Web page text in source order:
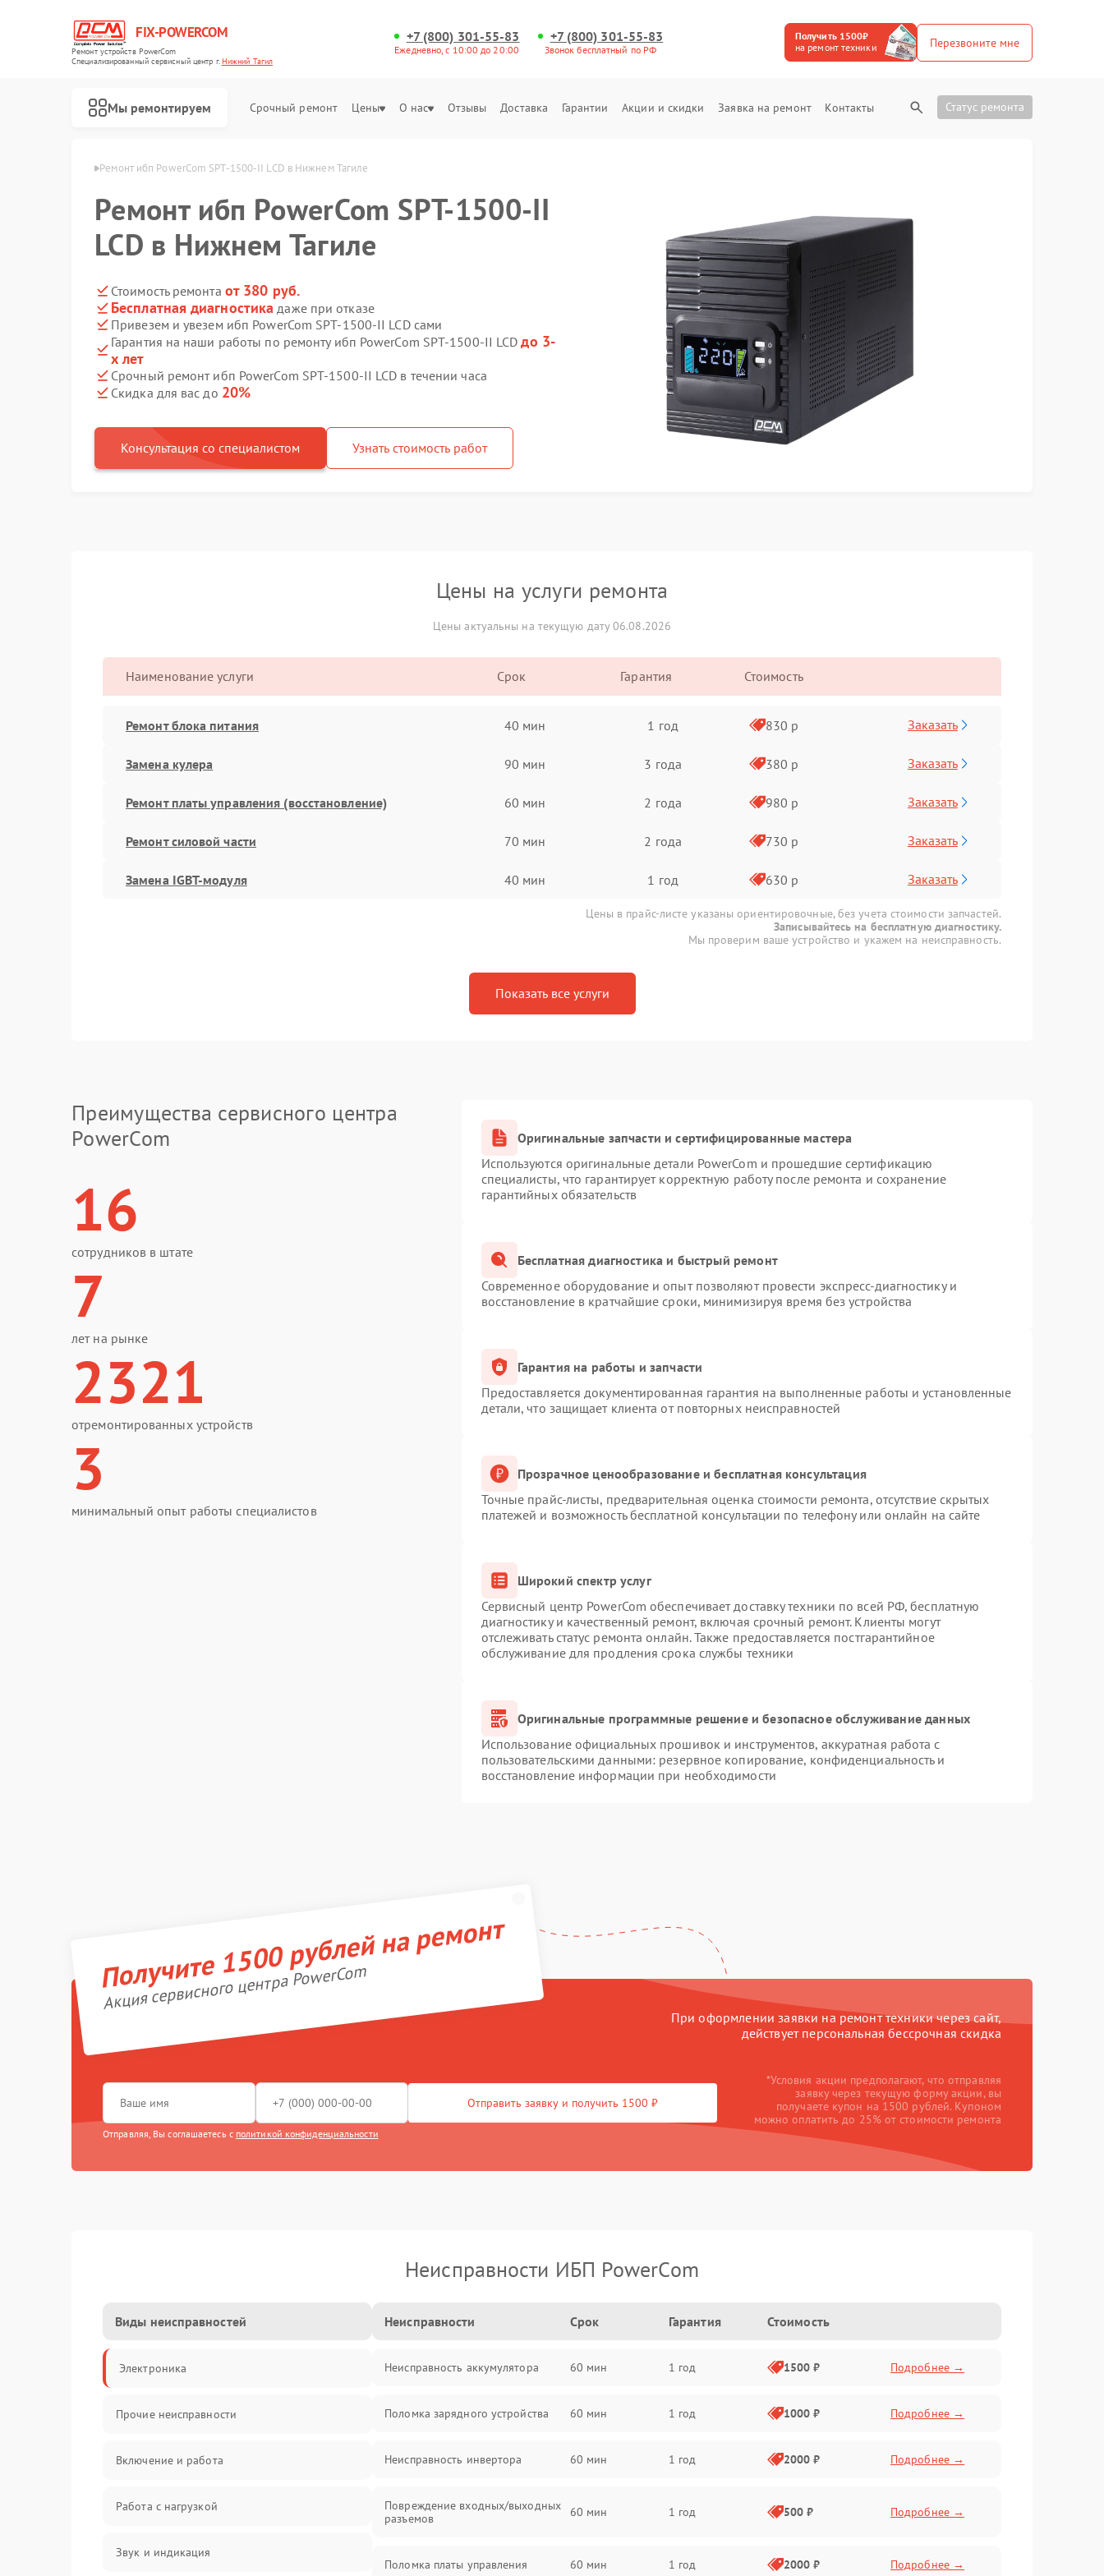
FIX-POWERCOM
Ремонт устройств PowerCom
Специализированный cервисный центр г.Нижний Тагил
+7 (800) 301-55-83
Ежедневно, с 10:00 до 20:00
+7 (800) 301-55-83
Звонок бесплатный по РФ
Получить 1500₽
на ремонт техники
Перезвоните мне
Мы ремонтируем Срочный ремонт Цены О нас Отзывы Доставка Гарантии Акции и скидки Заявка на ремонт Контакты Статус ремонта
в Нижнем Тагиле Ремонт ибп PowerCom SPT-1500-II LCD в Нижнем Тагиле
Ремонт ибп PowerCom SPT-1500-II
LCD в Нижнем Тагиле
Стоимость ремонта от 380 руб.
Бесплатная диагностика даже при отказе
Привезем и увезем ибп PowerCom SPT-1500-II LCD сами
Гарантия на наши работы по ремонту ибп PowerCom SPT-1500-II LCDдо 3-
х лет
Срочный ремонт ибп PowerCom SPT-1500-II LCD в течении часа
Скидка для вас до 20%
Консультация со специалистом Узнать стоимость работ
Цены на услуги ремонта
Цены актуальны на текущую дату 06.08.2026
Наименование услуги Срок Гарантия Стоимость
Ремонт блока питания 40 мин 1 год 830 р Заказать
Замена кулера 90 мин 3 года 380 р Заказать
Ремонт платы управления (восстановление) 60 мин 2 года 980 р Заказать
Ремонт силовой части 70 мин 2 года 730 р Заказать
Замена IGBT-модуля 40 мин 1 год 630 р Заказать
Цены в прайс-листе указаны ориентировочные, без учета стоимости запчастей.
Записывайтесь на бесплатную диагностику.
Мы проверим ваше устройство и укажем на неисправность.
Показать все услуги
Преимущества сервисного центра
PowerCom
16
сотрудников в штате
7
лет на рынке
2321
отремонтированных устройств
3
минимальный опыт работы специалистов
Оригинальные запчасти и сертифицированные мастера
Используются оригинальные детали PowerCom и прошедшие сертификацию
специалисты, что гарантирует корректную работу после ремонта и сохранение
гарантийных обязательств
Бесплатная диагностика и быстрый ремонт
Современное оборудование и опыт позволяют провести экспресс-диагностику и
восстановление в кратчайшие сроки, минимизируя время без устройства
Гарантия на работы и запчасти
Предоставляется документированная гарантия на выполненные работы и установленные
детали, что защищает клиента от повторных неисправностей
Прозрачное ценообразование и бесплатная консультация
Точные прайс-листы, предварительная оценка стоимости ремонта, отсутствие скрытых
платежей и возможность бесплатной консультации по телефону или онлайн на сайте
Широкий спектр услуг
Сервисный центр PowerCom обеспечивает доставку техники по всей РФ, бесплатную
диагностику и качественный ремонт, включая срочный ремонт. Клиенты могут
отслеживать статус ремонта онлайн. Также предоставляется постгарантийное
обслуживание для продления срока службы техники
Оригинальные программные решение и безопасное обслуживание данных
Использование официальных прошивок и инструментов, аккуратная работа с
пользовательскими данными: резервное копирование, конфиденциальность и
восстановление информации при необходимости
Получите 1500 рублей на ремонт
Акция сервисного центра PowerCom
При оформлении заявки на ремонт техники через сайт,
действует персональная бессрочная скидка
Отправить заявку и получить 1500 ₽
Отправляя, Вы соглашаетесь с политикой конфиденциальности
*Условия акции предполагают, что отправляя
заявку через текущую форму акции, вы
получаете купон на 1500 рублей. Купоном
можно оплатить до 25% от стоимости ремонта
Неисправности ИБП PowerCom
Виды неисправностей
Электроника
Прочие неисправности
Включение и работа
Работа с нагрузкой
Звук и индикация
Неисправности Срок Гарантия Стоимость
Неисправность аккумулятора 60 мин 1 год 1500 ₽ Подробнее →
Поломка зарядного устройства 60 мин 1 год 1000 ₽ Подробнее →
Неисправность инвертора 60 мин 1 год 2000 ₽ Подробнее →
Повреждение входных/выходных
разъемов
60 мин 1 год 500 ₽ Подробнее →
Поломка платы управления 60 мин 1 год 2000 ₽ Подробнее →